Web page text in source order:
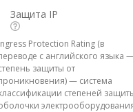
Защита IP
Protection Rating (в
с английского языка
защиты от
— система
степеней